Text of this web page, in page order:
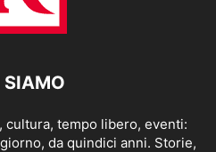
SIAMO
cultura, tempo libero, eventi:
da quindici anni. Storie,